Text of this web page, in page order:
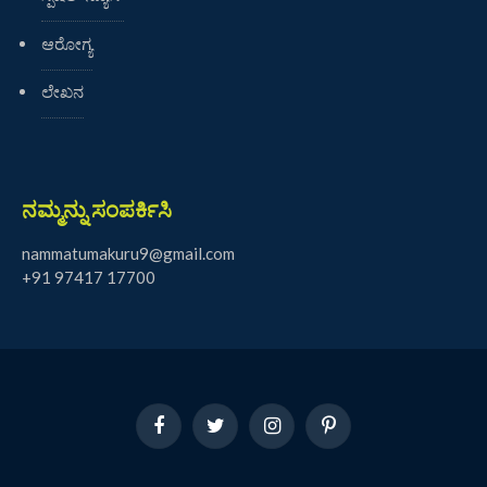
ಆರೋಗ್ಯ
ಲೇಖನ
ನಮ್ಮನ್ನು ಸಂಪರ್ಕಿಸಿ
nammatumakuru9@gmail.com
+91 97417 17700
FacebookTwitter InstagramPinterest